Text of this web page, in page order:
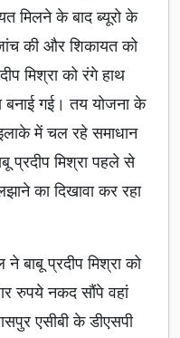
मिलने के बाद ब्यूरो के
की और शिकायत को
मिश्रा को रंगे हाथ
गई। तय योजना के
में चल रहे समाधान
प्रदीप मिश्रा पहले से
का दिखावा कर रहा
बाबू प्रदीप मिश्रा को
रुपये नकद सौंपे वहां
एसीबी के डीएसपी